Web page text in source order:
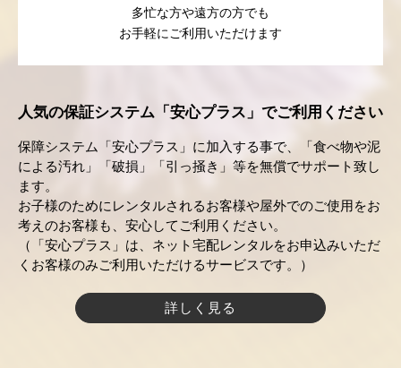
多忙な方や遠方の方でも
お手軽にご利用いただけます
人気の保証システム「安心プラス」でご利用ください
保障システム「安心プラス」に加入する事で、「食べ物や泥
による汚れ」「破損」「引っ掻き」等を無償でサポート致し
ます。
お子様のためにレンタルされるお客様や屋外でのご使用をお
考えのお客様も、安心してご利用ください。
（「安心プラス」は、ネット宅配レンタルをお申込みいただ
くお客様のみご利用いただけるサービスです。）
詳しく見る